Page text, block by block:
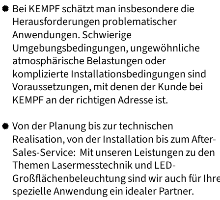
Bei KEMPF schätzt man insbesondere die
Herausforderungen problematischer
Anwendungen. Schwierige
Umgebungsbedingungen, ungewöhnliche
atmosphärische Belastungen oder
komplizierte Installationsbedingungen sind
Voraussetzungen, mit denen der Kunde bei
KEMPF an der richtigen Adresse ist.
Von der Planung bis zur technischen
Realisation, von der Installation bis zum After-
Sales-Service:  Mit unseren Leistungen zu den
Themen Lasermesstechnik und LED-
Großflächenbeleuchtung sind wir auch für
spezielle Anwendung ein idealer Partner.

